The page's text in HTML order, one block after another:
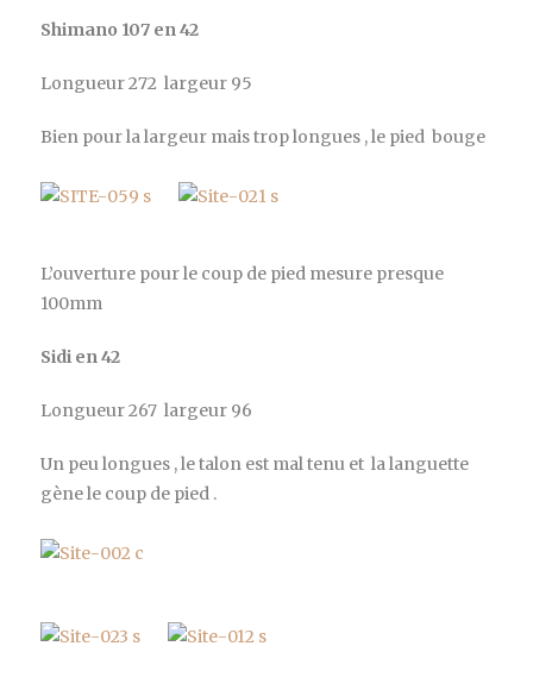
Shimano 107 en 42
Longueur 272 largeur 95
Bien pour la largeur mais trop longues , le pied bouge
L’ouverture pour le coup de pied mesure presque
100mm
Sidi en 42
Longueur 267 largeur 96
Un peu longues , le talon est mal tenu et la languette
gène le coup de pied .